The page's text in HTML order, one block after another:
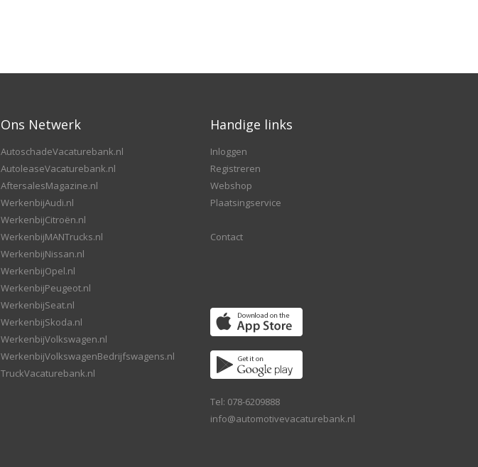
Ons Netwerk
AutoschadeVacaturebank.nl
AutoleaseVacaturebank.nl
AftersalesMagazine.nl
WerkenbijAudi.nl
WerkenbijCitroën.nl
WerkenbijMANTrucks.nl
WerkenbijNissan.nl
WerkenbijOpel.nl
WerkenbijPeugeot.nl
WerkenbijSeat.nl
WerkenbijSkoda.nl
WerkenbijVolkswagen.nl
WerkenbijVolkswagenBedrijfswagens.nl
TruckVacaturebank.nl
Handige links
Inloggen
Registreren
Webshop
Plaatsingservice
Contact
Tel: 078-6209888
info@automotivevacaturebank.nl